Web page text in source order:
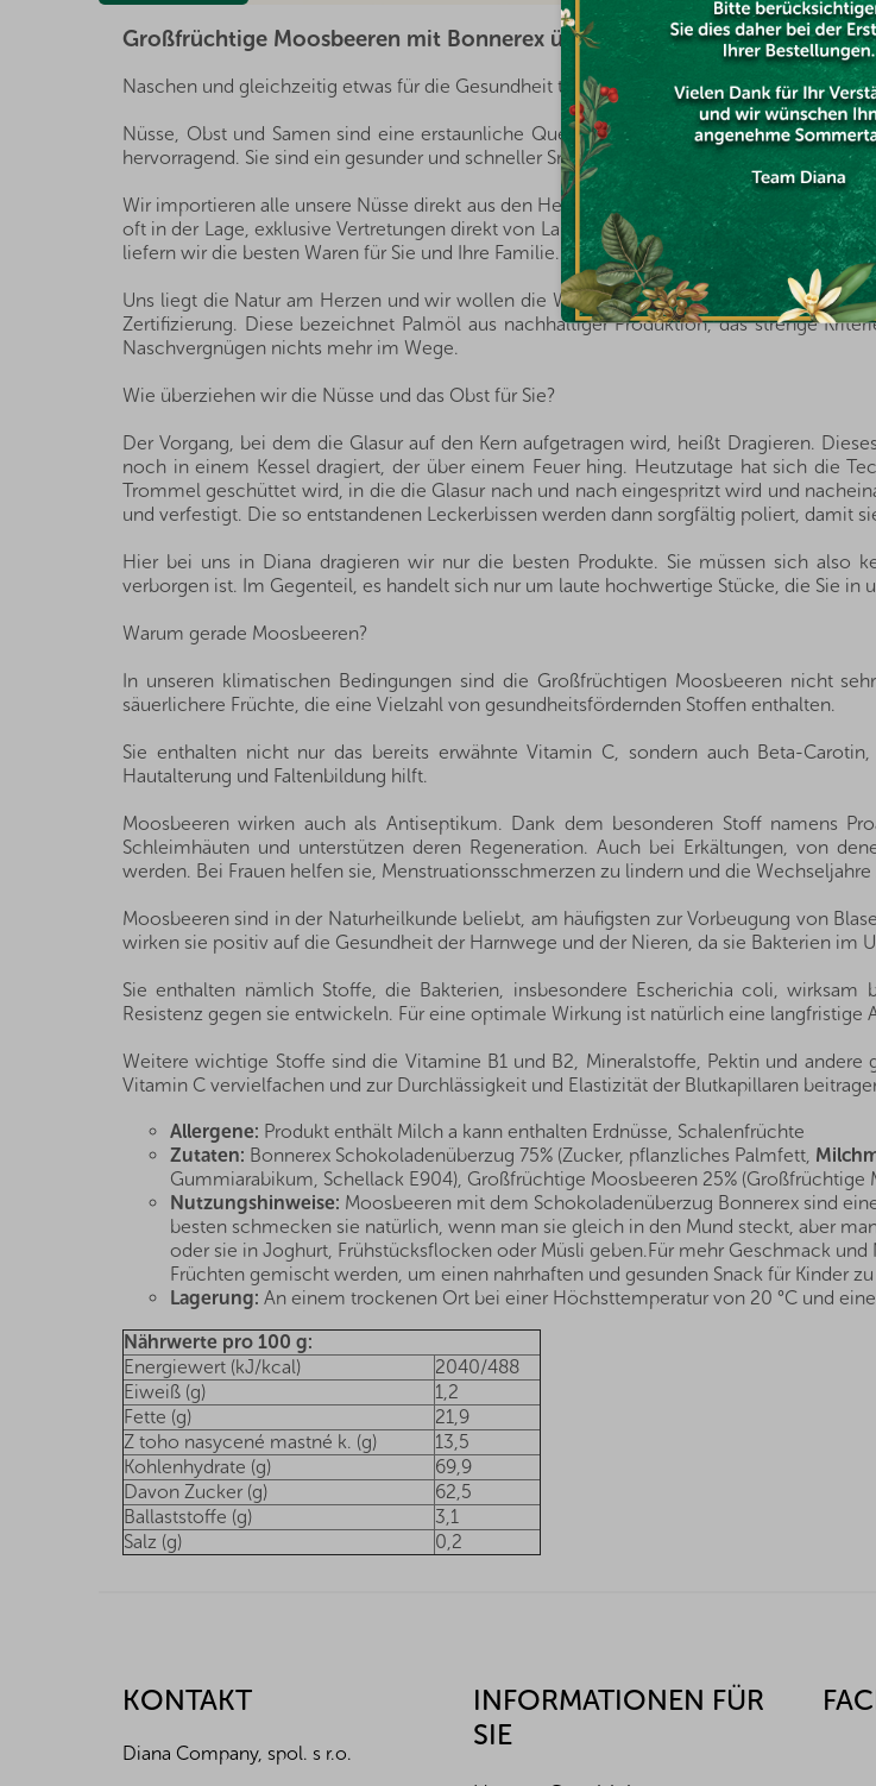
Großfrüchtige Moosbeeren mit Bonnerex überzogen 500g
Naschen und gleichzeitig etwas für die Gesundheit tun? Es ist möglich.
Nüsse, Obst und Samen sind eine erstaunliche Quelle für gesundheitsfördernde
hervorragend. Sie sind ein gesunder und schneller Snack, man muss nur auswählen,
Wir importieren alle unsere Nüsse direkt aus den Herkunftsländern, und dank der guten
oft in der Lage, exklusive Vertretungen direkt von Landwirten und Anbauern der besten
liefern wir die besten Waren für Sie und Ihre Familie.
Uns liegt die Natur am Herzen und wir wollen die Welt verbessern. Aus diesem Grund
Zertifizierung. Diese bezeichnet Palmöl aus nachhaltiger Produktion, das strenge
Naschvergnügen nichts mehr im Wege.
Wie überziehen wir die Nüsse und das Obst für Sie?
Der Vorgang, bei dem die Glasur auf den Kern aufgetragen wird, heißt Dragieren.
noch in einem Kessel dragiert, der über einem Feuer hing. Heutzutage hat sich die
Trommel geschüttet wird, in die die Glasur nach und nach eingespritzt wird und
und verfestigt. Die so entstandenen Leckerbissen werden dann sorgfältig poliert, damit
Hier bei uns in Diana dragieren wir nur die besten Produkte. Sie müssen sich also
verborgen ist. Im Gegenteil, es handelt sich nur um laute hochwertige Stücke, die Sie in
Warum gerade Moosbeeren?
In unseren klimatischen Bedingungen sind die Großfrüchtigen Moosbeeren nicht
säuerlichere Früchte, die eine Vielzahl von gesundheitsfördernden Stoffen enthalten.
Sie enthalten nicht nur das bereits erwähnte Vitamin C, sondern auch Beta-
Hautalterung und Faltenbildung hilft.
Moosbeeren wirken auch als Antiseptikum. Dank dem besonderen Stoff namens
Schleimhäuten und unterstützen deren Regeneration. Auch bei Erkältungen, von
werden. Bei Frauen helfen sie, Menstruationsschmerzen zu lindern und die
Moosbeeren sind in der Naturheilkunde beliebt, am häufigsten zur Vorbeugung von
wirken sie positiv auf die Gesundheit der Harnwege und der Nieren, da sie Bakterien im
Sie enthalten nämlich Stoffe, die Bakterien, insbesondere Escherichia coli,
Resistenz gegen sie entwickeln. Für eine optimale Wirkung ist natürlich eine
Weitere wichtige Stoffe sind die Vitamine B1 und B2, Mineralstoffe, Pektin und
Vitamin C vervielfachen und zur Durchlässigkeit und Elastizität der Blutkapillaren
Allergene: Produkt enthält Milch a kann enthalten Erdnüsse, Schalenfrüchte
Zutaten: Bonnerex Schokoladenüberzug 75% (Zucker, pflanzliches Palmfett,
Gummiarabikum, Schellack E904), Großfrüchtige Moosbeeren 25%
Nutzungshinweise: Moosbeeren mit dem Schokoladenüberzug Bonnerex sind
besten schmecken sie natürlich, wenn man sie gleich in den Mund steckt, aber
oder sie in Joghurt, Frühstücksflocken oder Müsli geben.Für mehr Geschmack
Früchten gemischt werden, um einen nahrhaften und gesunden Snack für Kinder
Lagerung: An einem trockenen Ort bei einer Höchsttemperatur von 20 °C und
Nährwerte pro 100 g:
Energiewert (kJ/kcal)
2040/488
Eiweiß (g)
1,2
Fette (g)
21,9
Z toho nasycené mastné k. (g)
13,5
Kohlenhydrate (g)
69,9
Davon Zucker (g)
62,5
Ballaststoffe (g)
3,1
Salz (g)
0,2
KONTAKT
Diana Company, spol. s r.o.
INFORMATIONEN FÜR
SIE